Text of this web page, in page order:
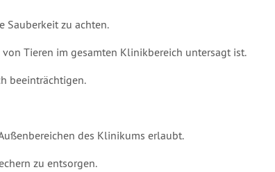
Sauberkeit zu achten.
Tieren im gesamten Klinikbereich untersagt ist.
beeinträchtigen.
des Klinikums erlaubt.
zu entsorgen.